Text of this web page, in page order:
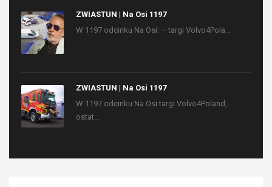
ZWIASTUN | Na Osi 1197
W 1197 odcinku Na Osi: – targi Volvo4Pola...
ZWIASTUN | Na Osi 1197
W 1197 odcinku Na Osi targi Volvo4Poland,
ostat...